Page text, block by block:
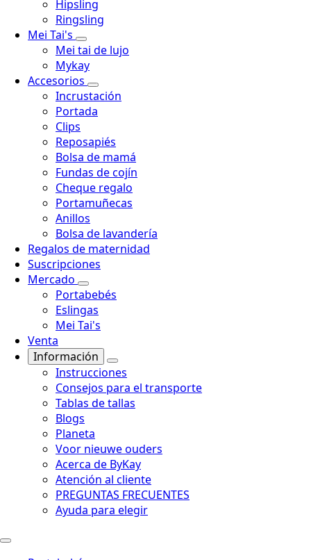
Hipsling
Ringsling
Mei Tai's
Mei tai de lujo
Mykay
Accesorios
Incrustación
Portada
Clips
Reposapiés
Bolsa de mamá
Fundas de cojín
Cheque regalo
Portamuñecas
Anillos
Bolsa de lavandería
Regalos de maternidad
Suscripciones
Mercado
Portabebés
Eslingas
Mei Tai's
Venta
Información
Instrucciones
Consejos para el transporte
Tablas de tallas
Blogs
Planeta
Voor nieuwe ouders
Acerca de ByKay
Atención al cliente
PREGUNTAS FRECUENTES
Ayuda para elegir